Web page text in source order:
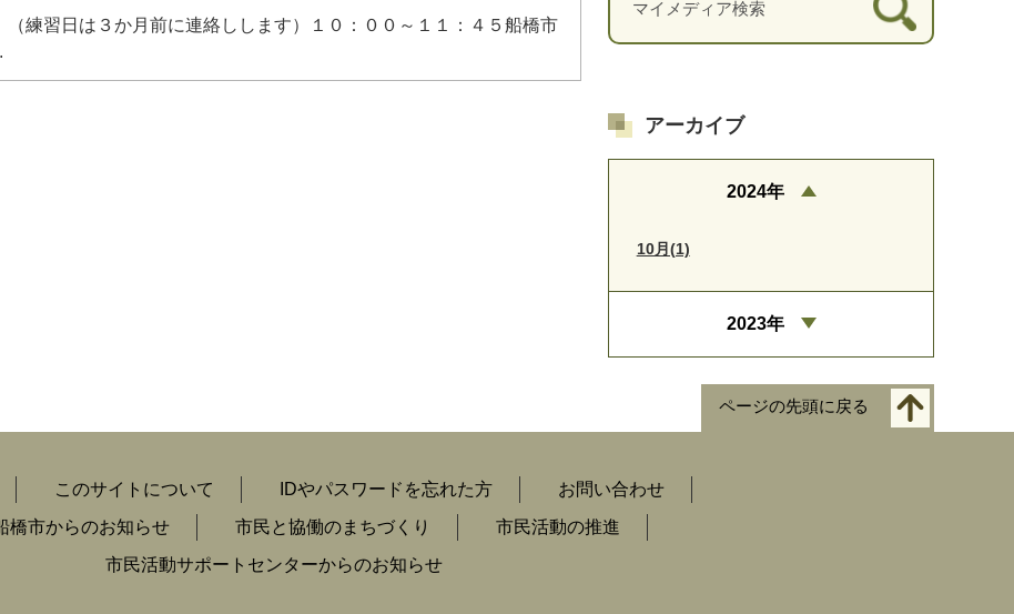
練習日は３か月前に連絡しします）１０：００～１１：４５船橋市
アーカイブ
2024年
10月(1)
2023年
ページの先頭に戻る
このサイトについて IDやパスワードを忘れた方
お問い合わせ
橋市からのお知らせ 市民と協働のまちづくり
市民活動の推進
市民活動サポートセンターからのお知らせ